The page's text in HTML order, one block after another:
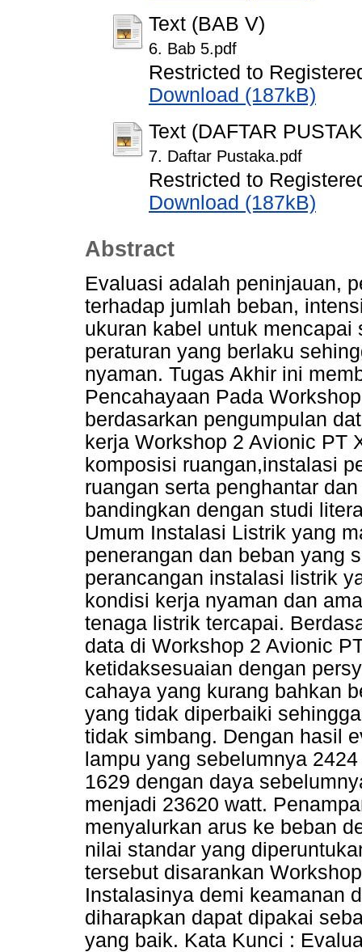
Text (BAB V)
6. Bab 5.pdf
Restricted to
Download (187kB)
Text (DAFTAR
7. Daftar Pustaka.pdf
Restricted to
Download (187kB)
Abstract
Evaluasi adalah peninjauan,
terhadap jumlah beban,
ukuran kabel untuk
peraturan yang berlaku
nyaman. Tugas Akhir ini
Pencahayaan Pada
berdasarkan pengumpulan
kerja Workshop 2 Avionic PT
komposisi ruangan,instalasi
ruangan serta penghantar
bandingkan dengan studi
Umum Instalasi Listrik yang
penerangan dan beban yang
perancangan instalasi listrik
kondisi kerja nyaman dan
tenaga listrik tercapai.
data di Workshop 2 Avionic
ketidaksesuaian dengan
cahaya yang kurang bahkan
yang tidak diperbaiki
tidak simbang. Dengan hasil
lampu yang sebelumnya
1629 dengan daya
menjadi 23620 watt.
menyalurkan arus ke beban
nilai standar yang
tersebut disarankan
Instalasinya demi keamanan
diharapkan dapat dipakai
yang baik. Kata Kunci :